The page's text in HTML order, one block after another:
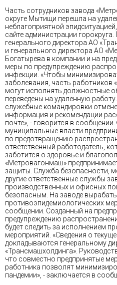
Часть сотрудников завода
округе Мытищи перешла на
неблагоприятной
сайте администрации
генерального директора АО
и генерального директора АО
Богатырева в компании и на
меры по предупреждению
инфекции. «Чтобы
заболевания, часть
могут исполнять должностные
переведены на удаленную
служебные командировки
информация и рекомендации
почте», - говорится в
муниципальные власти
по предотвращению
ответственный работодатель,
заботится о здоровье и
«Метровагонмаш»
защиты. Служба безопасности,
другие ответственные службы
производственных и офисных
безопасным. На заводе
противоэпидемиологических
сообщении. Созданный на
предупреждению
будет следить за исполнением
мероприятий. «Сведения о
докладываются генеральному
«Трансмашхолдинга».
что совместно предпринятые
работника позволят
пандемии», - заключается в